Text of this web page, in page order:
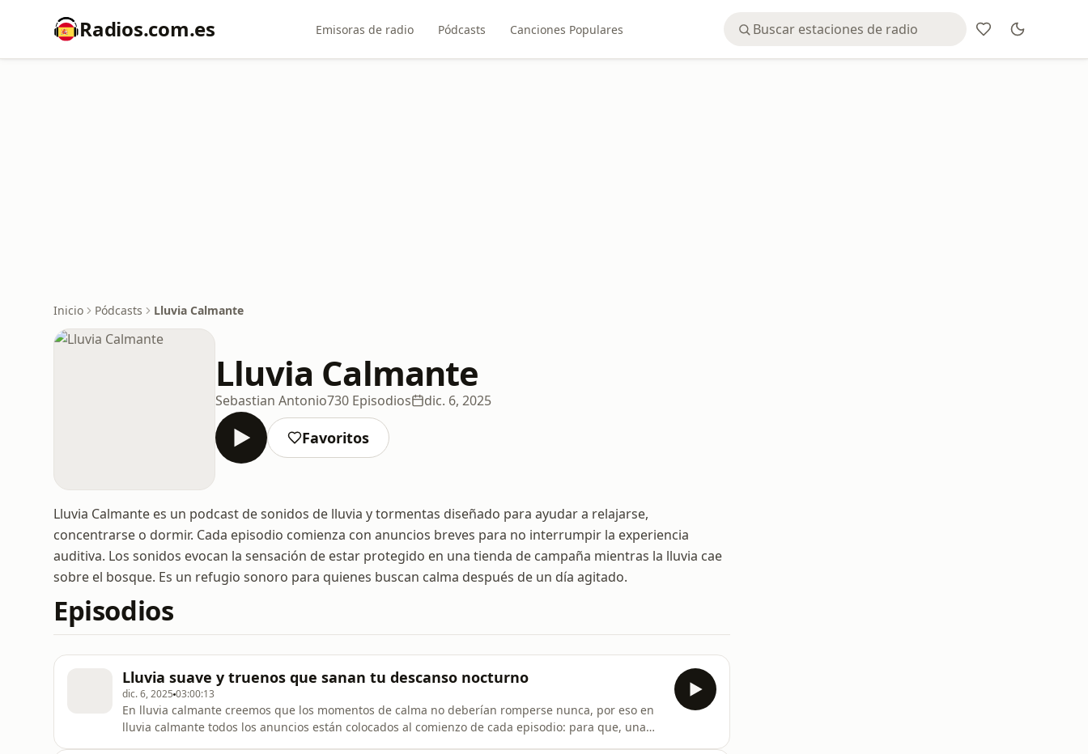
Radios.com.es Emisoras de radio Pódcasts Canciones Populares
Inicio Pódcasts Lluvia Calmante
Lluvia Calmante
Sebastian Antonio730 Episodios dic. 6, 2025
Favoritos
Lluvia Calmante es un podcast de sonidos de lluvia y tormentas diseñado para ayudar a relajarse,
concentrarse o dormir. Cada episodio comienza con anuncios breves para no interrumpir la experiencia
auditiva. Los sonidos evocan la sensación de estar protegido en una tienda de campaña mientras la lluvia cae
sobre el bosque. Es un refugio sonoro para quienes buscan calma después de un día agitado.
Episodios
Lluvia suave y truenos que sanan tu descanso nocturno
dic. 6, 2025 03:00:13
En lluvia calmante creemos que los momentos de calma no deberían romperse nunca, por eso en
lluvia calmante todos los anuncios están colocados al comienzo de cada episodio: para que, una